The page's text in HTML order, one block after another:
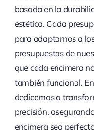
basada en la
estética. Cada
para adaptarnos a
presupuestos de
que cada encimera
también funcional.
dedicamos a
precisión,
encimera sea